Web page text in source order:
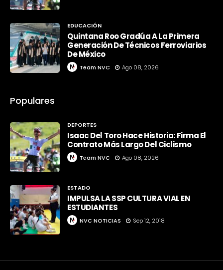
EDUCACIÓN
Quintana Roo Gradúa A La Primera
Generación De Técnicos Ferroviarios
De México
Team NVC Ago 08, 2026
Populares
DEPORTES
Isaac Del Toro Hace Historia: Firma El
Contrato Más Largo Del Ciclismo
Team NVC Ago 08, 2026
ESTADO
IMPULSA LA SSP CULTURA VIAL EN
ESTUDIANTES
NVC NOTICIAS Sep 12, 2018